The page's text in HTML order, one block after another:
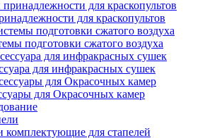
для краскопультов
подготовки сжатого воздуха
для инфракрасных сушек
для Окрасочных камер